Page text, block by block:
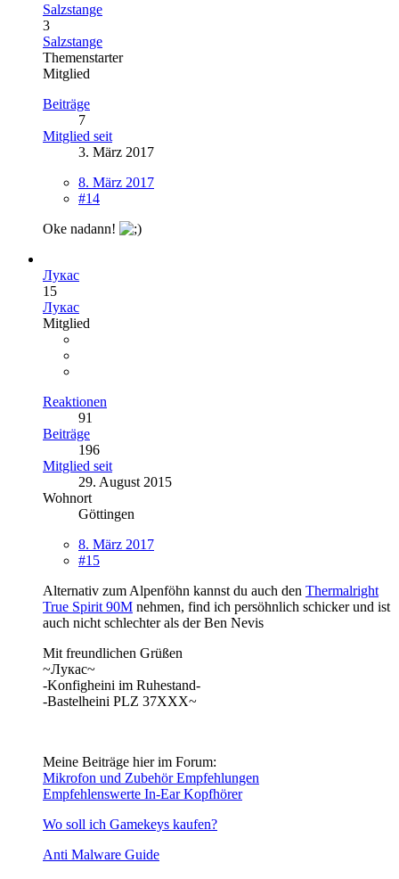
Salzstange
3
Salzstange
Themenstarter
Mitglied
Beiträge
7
Mitglied seit
3. März 2017
8. März 2017
#14
Oke nadann!
Лукас
15
Лукас
Mitglied
Reaktionen
91
Beiträge
196
Mitglied seit
29. August 2015
Wohnort
Göttingen
8. März 2017
#15
Alternativ zum Alpenföhn kannst du auch den Thermalright
True Spirit 90M nehmen, find ich persöhnlich schicker und ist
auch nicht schlechter als der Ben Nevis
Mit freundlichen Grüßen
~Лукас~
-Konfigheini im Ruhestand-
-Bastelheini PLZ 37XXX~
Meine Beiträge hier im Forum:
Mikrofon und Zubehör Empfehlungen
Empfehlenswerte In-Ear Kopfhörer
Wo soll ich Gamekeys kaufen?
Anti Malware Guide